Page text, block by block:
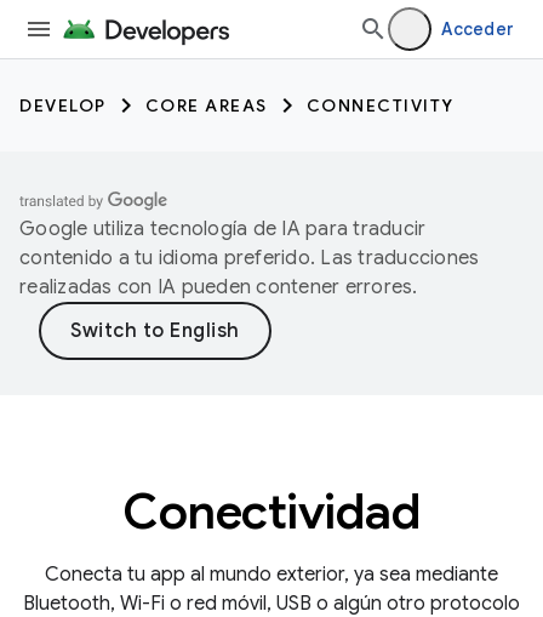
Acceder
DEVELOP CORE AREAS CONNECTIVITY
Google utiliza tecnología de IA para traducir
contenido a tu idioma preferido. Las traducciones
realizadas con IA pueden contener errores.
Conectividad
Conecta tu app al mundo exterior, ya sea mediante
Bluetooth, Wi-Fi o red móvil, USB o algún otro protocolo